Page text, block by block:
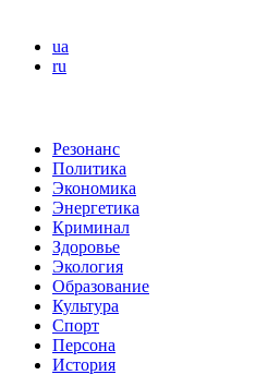
ua
ru
Резонанс
Политика
Экономика
Энергетика
Криминал
Здоровье
Экология
Образование
Культура
Спорт
Персона
История